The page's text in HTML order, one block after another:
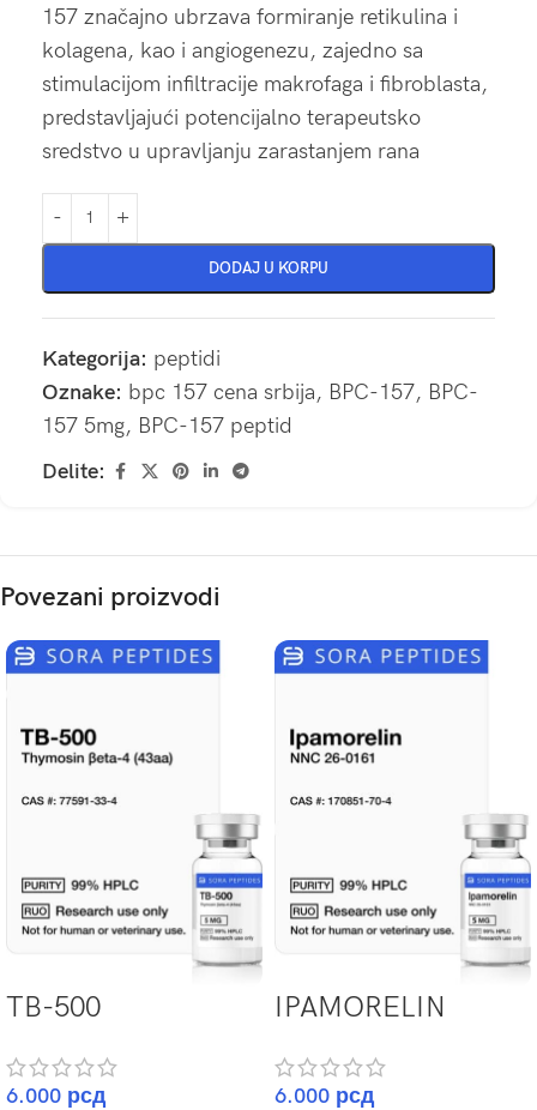
157 značajno ubrzava formiranje retikulina i
kolagena, kao i angiogenezu, zajedno sa
stimulacijom infiltracije makrofaga i fibroblasta,
predstavljajući potencijalno terapeutsko
sredstvo u upravljanju zarastanjem rana
DODAJ U KORPU
Kategorija: peptidi
Oznake: bpc 157 cena srbija, BPC-157, BPC-
157 5mg, BPC-157 peptid
Delite:
Povezani proizvodi
TB-500
6.000 рсд
IPAMORELIN
6.000 рсд